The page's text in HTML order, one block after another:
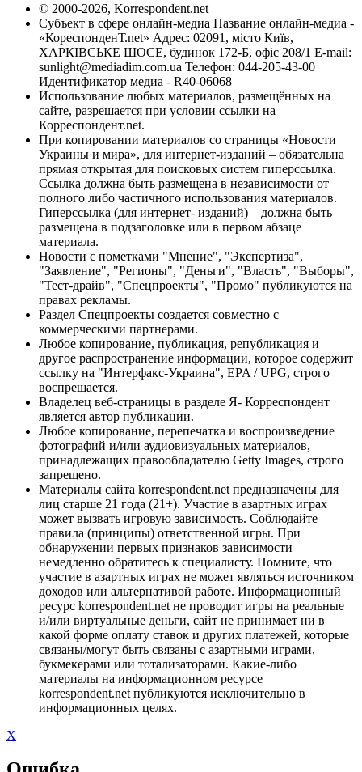
© 2000-2026, Korrespondent.net
Субъект в сфере онлайн-медиа Название онлайн-медиа -
«КореспонденТ.net» Адрес: 02091, місто Київ,
ХАРКІВСЬКЕ ШОСЕ, будинок 172-Б, офіс 208/1 E-mail:
sunlight@mediadim.com.ua Телефон: 044-205-43-00
Идентификатор медиа - R40-06068
Использование любых материалов, размещённых на
сайте, разрешается при условии ссылки на
Корреспондент.net.
При копировании материалов со страницы «Новости
Украины и мира», для интернет-изданий – обязательна
прямая открытая для поисковых систем гиперссылка.
Ссылка должна быть размещена в независимости от
полного либо частичного использования материалов.
Гиперссылка (для интернет- изданий) – должна быть
размещена в подзаголовке или в первом абзаце
материала.
Новости с пометками "Мнение", "Экспертиза",
"Заявление", "Регионы", "Деньги", "Власть", "Выборы",
"Тест-драйв", "Спецпроекты", "Промо" публикуются на
правах рекламы.
Раздел Спецпроекты создается совместно с
коммерческими партнерами.
Любое копирование, публикация, републикация и
другое распространение информации, которое содержит
ссылку на "Интерфакс-Украина", EPA / UPG, строго
воспрещается.
Владелец веб-страницы в разделе Я- Корреспондент
является автор публикации.
Любое копирование, перепечатка и воспроизведение
фотографий и/или аудиовизуальных материалов,
принадлежащих правообладателю Getty Images, строго
запрещено.
Материалы сайта korrespondent.net предназначены для
лиц старше 21 года (21+). Участие в азартных играх
может вызвать игровую зависимость. Соблюдайте
правила (принципы) ответственной игры. При
обнаружении первых признаков зависимости
немедленно обратитесь к специалисту. Помните, что
участие в азартных играх не может являться источником
доходов или альтернативой работе. Информационный
ресурс korrespondent.net не проводит игры на реальные
и/или виртуальные деньги, сайт не принимает ни в
какой форме оплату ставок и других платежей, которые
связаны/могут быть связаны с азартными играми,
букмекерами или тотализаторами. Какие-либо
материалы на информационном ресурсе
korrespondent.net публикуются исключительно в
информационных целях.
X